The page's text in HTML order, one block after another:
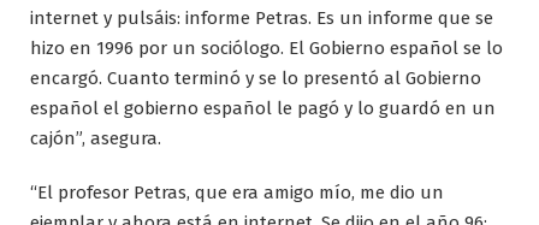
internet y pulsáis: informe Petras. Es un informe que se
hizo en 1996 por un sociólogo. El Gobierno español se lo
encargó. Cuanto terminó y se lo presentó al Gobierno
español el gobierno español le pagó y lo guardó en un
cajón”, asegura.
“El profesor Petras, que era amigo mío, me dio un